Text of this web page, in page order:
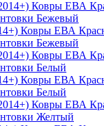
Ковры ЕВА
Бежевый
Ковры ЕВА
Белый